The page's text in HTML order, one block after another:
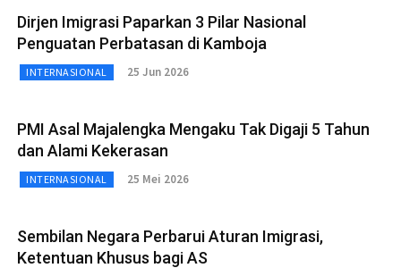
Dirjen Imigrasi Paparkan 3 Pilar Nasional
Penguatan Perbatasan di Kamboja
INTERNASIONAL 25 Jun 2026
PMI Asal Majalengka Mengaku Tak Digaji 5 Tahun
dan Alami Kekerasan
INTERNASIONAL 25 Mei 2026
Sembilan Negara Perbarui Aturan Imigrasi,
Ketentuan Khusus bagi AS